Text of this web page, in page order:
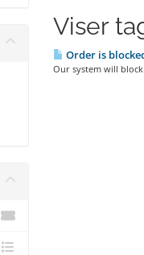
Viser
Order is
Our system will